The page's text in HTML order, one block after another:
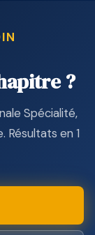
?
Spécialité,
Résultats en 1